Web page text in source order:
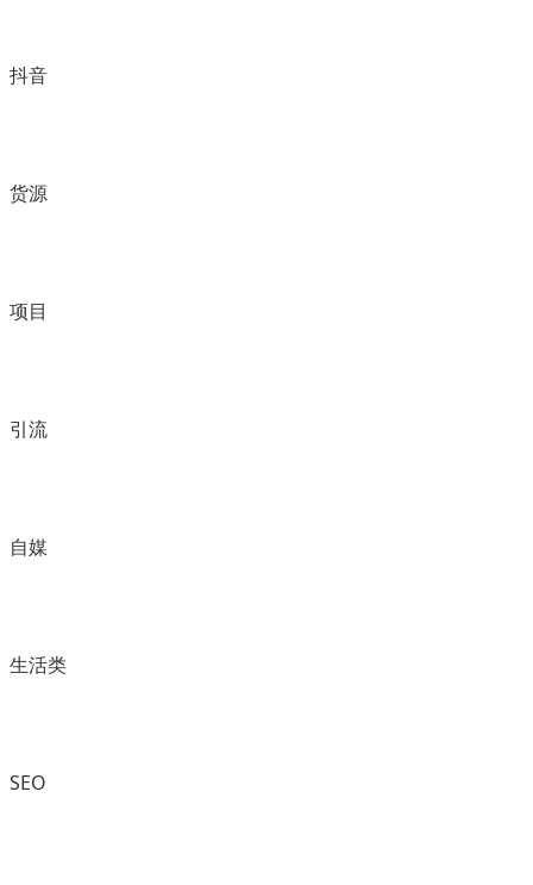
抖音
货源
项目
引流
自媒
生活类
SEO